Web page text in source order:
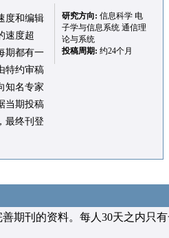
度和编辑
速度超
期都有一
特约审稿
知名专家
当期投稿
最终刊登
研究方向: 信息科学 电
子学与信息系统 通信理
论与系统
投稿周期: 约24个月
期刊的资料。每人30天之内只